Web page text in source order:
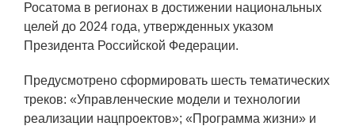
Обеспечение жильем
Социальная поддержка
Спорт и отдых
Санаторий-профилакторий
Росатома в регионах в достижении национальных
целей до 2024 года, утвержденных указом
Президента Российской Федерации.
Предусмотрено сформировать шесть тематических
треков: «Управленческие модели и технологии
реализации нацпроектов»; «Программа жизни» и